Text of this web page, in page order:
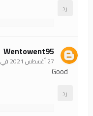
رد
Wentowent95
27 أغسطس 2021 في 6:38 م
Good
رد